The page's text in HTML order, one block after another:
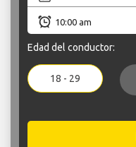
Edad del conductor:
18 - 29